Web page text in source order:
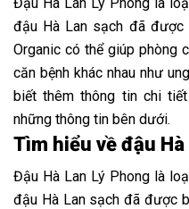
đậu Hà Lan sạch đã
Organic có thể giúp phòng
căn bệnh khác nhau như
biết thêm thông tin chi
những thông tin bên dưới.
Tìm hiểu về đậu
Đậu Hà Lan Lý Phong là
đậu Hà Lan sạch đã được